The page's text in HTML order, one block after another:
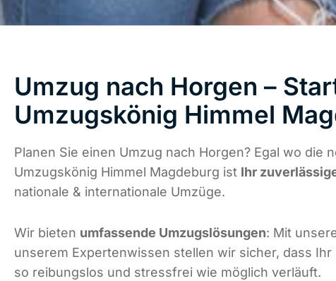
Umzug nach Horgen –
Umzugskönig Himmel
Planen Sie einen Umzug nach Horgen? Egal wo die
Umzugskönig Himmel Magdeburg ist Ihr
nationale & internationale Umzüge.
Wir bieten umfassende Umzugslösungen: Mit
unserem Expertenwissen stellen wir sicher, dass Ihr
so reibungslos und stressfrei wie möglich verläuft.